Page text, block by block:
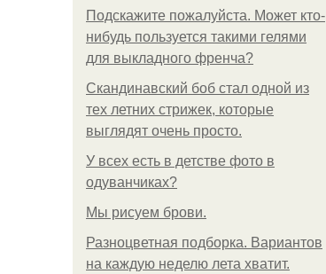
Подскажите пожалуйста. Может кто-
нибудь пользуется такими гелями
для выкладного френча?
Скандинавский боб стал одной из
тех летних стрижек, которые
выглядят очень просто.
У всех есть в детстве фото в
одуванчиках?
Мы рисуем брови.
Разноцветная подборка. Вариантов
на каждую неделю лета хватит.